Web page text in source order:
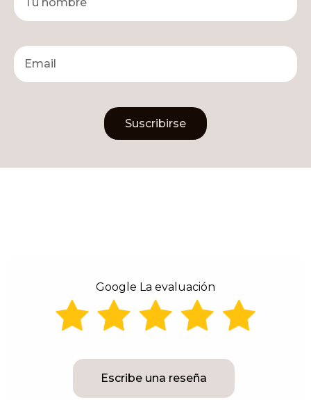
Suscribirse
Google La evaluación
Escribe una reseña